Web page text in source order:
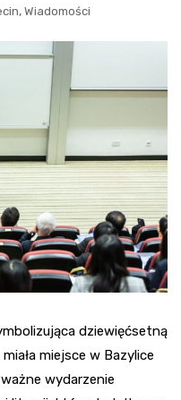
, Wiadomości
dziewięćsetną
miejsce w Bazylice
wydarzenie